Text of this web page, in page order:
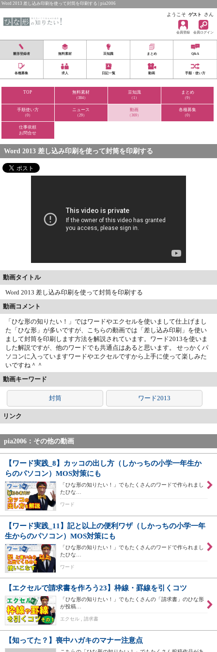
Word 2013 差し込み印刷を使って封筒を印刷する | pia2006
ようこそ ゲスト さん
会員登録 会員ログイン
雛形登録者 無料素材 豆知識 まとめ Q&A
各種募集 求人 日記一覧 動画 手順・使い方
TOP 無料素材
（384）
豆知識
（1）
まとめ
（9）
手順使い方
（0）
ニュース
（29）
動画
（369）
各種募集
（0）
仕事依頼
お問合せ
Word 2013 差し込み印刷を使って封筒を印刷する
動画タイトル
Word 2013 差し込み印刷を使って封筒を印刷する
動画コメント
「ひな形の知りたい！」ではワードやエクセルを使いまして仕上げまし
た「ひな形」が多いですが、こちらの動画では「差し込み印刷」を使い
まして封筒を印刷します方法を解説されています。ワード2013を使いま
した解説ですが、他のワードでも共通点はあると思います。 せっかくパ
ソコンに入っていますワードやエクセルですから上手に使って楽しみた
いですね＾＾
動画キーワード
封筒 ワード2013
リンク
pia2006：その他の動画
【ワード実践_8】カッコの出し方（しかっちの小学一年生か
らのパソコン）MOS対策にも
「ひな形の知りたい！」でもたくさんのワードで作られまし
たひな…
ワード
【ワード実践_11】記と以上の便利ワザ（しかっちの小学一年
生からのパソコン）MOS対策にも
「ひな形の知りたい！」でもたくさんのワードで作られまし
たひな…
ワード
【エクセルで請求書を作ろう23】枠線・罫線を引くコツ
「ひな形の知りたい！」でもたくさんの「請求書」のひな形
が投稿…
エクセル , 請求書
【知ってた？】喪中ハガキのマナー注意点